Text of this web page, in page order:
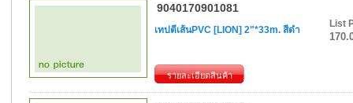
9040170901081
เทปตีเส้นPVC [LION] 2"*33m. สีดำ
รายละเอียดสินค้า
List